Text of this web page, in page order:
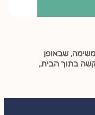
שבאופן
בתוך הבית,